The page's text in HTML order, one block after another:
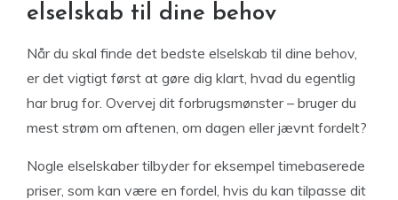
elselskab til dine behov
Når du skal finde det bedste elselskab til dine behov,
er det vigtigt først at gøre dig klart, hvad du egentlig
har brug for. Overvej dit forbrugsmønster – bruger du
mest strøm om aftenen, om dagen eller jævnt fordelt?
Nogle elselskaber tilbyder for eksempel timebaserede
priser, som kan være en fordel, hvis du kan tilpasse dit